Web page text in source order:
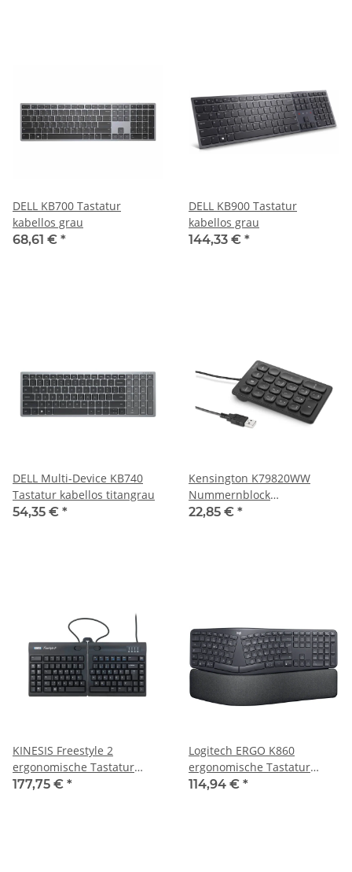
DELL KB700 Tastatur
kabellos grau
68,61 € *
DELL KB900 Tastatur
kabellos grau
144,33 € *
DELL Multi-Device KB740
Tastatur kabellos titangrau
54,35 € *
Kensington K79820WW
Nummernblock
kabelgebunden schwarz
22,85 € *
KINESIS Freestyle 2
ergonomische Tastatur
geteilt, kabelgebunden
177,75 € *
Logitech ERGO K860
ergonomische Tastatur
kabellos schwarz
114,94 € *